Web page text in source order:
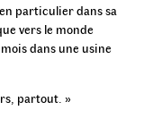
particulier dans sa
vers le monde
dans une usine
partout. »